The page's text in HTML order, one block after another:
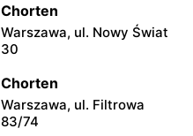
Chorten
Warszawa, ul. Nowy Świat
30
Chorten
Warszawa, ul. Filtrowa
83/74